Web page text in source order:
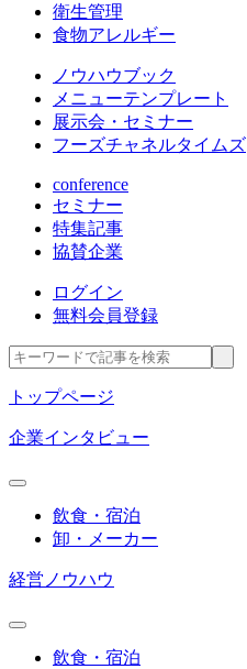
衛生管理
食物アレルギー
ノウハウブック
メニューテンプレート
展示会・セミナー
フーズチャネルタイムズ
conference
セミナー
特集記事
協賛企業
ログイン
無料会員登録
トップページ
企業インタビュー
飲食・宿泊
卸・メーカー
経営ノウハウ
飲食・宿泊